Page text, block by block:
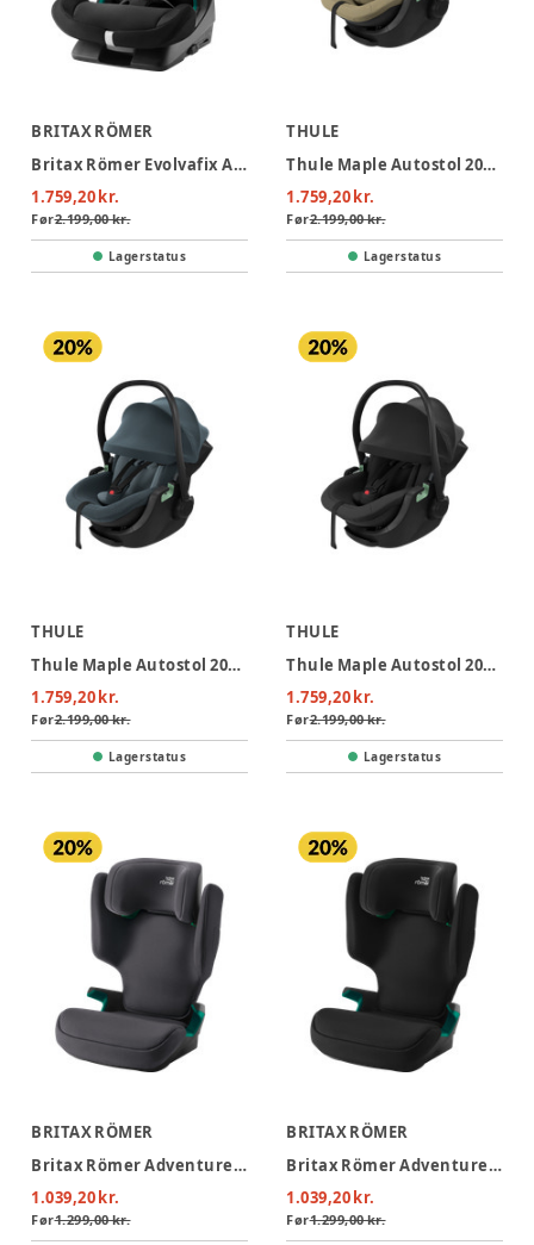
BRITAX RÖMER
Britax Römer Evolvafix Autostol - Space Black
1.759,20 kr.
Før2.199,00 kr.
Lagerstatus
THULE
Thule Maple Autostol 2026 - Faded Khaki
1.759,20 kr.
Før2.199,00 kr.
Lagerstatus
THULE
Thule Maple Autostol 2026 - Darkest Blue
1.759,20 kr.
Før2.199,00 kr.
Lagerstatus
THULE
Thule Maple Autostol 2026 - Black
1.759,20 kr.
Før2.199,00 kr.
Lagerstatus
BRITAX RÖMER
Britax Römer Adventure Plus 2 Autostol - Midnight Grey
1.039,20 kr.
Før1.299,00 kr.
BRITAX RÖMER
Britax Römer Adventure Plus 2 Autostol - Space Black
1.039,20 kr.
Før1.299,00 kr.